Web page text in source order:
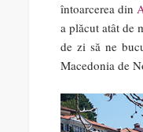
întoarcerea din
a plăcut atât de
de zi să ne
Macedonia de